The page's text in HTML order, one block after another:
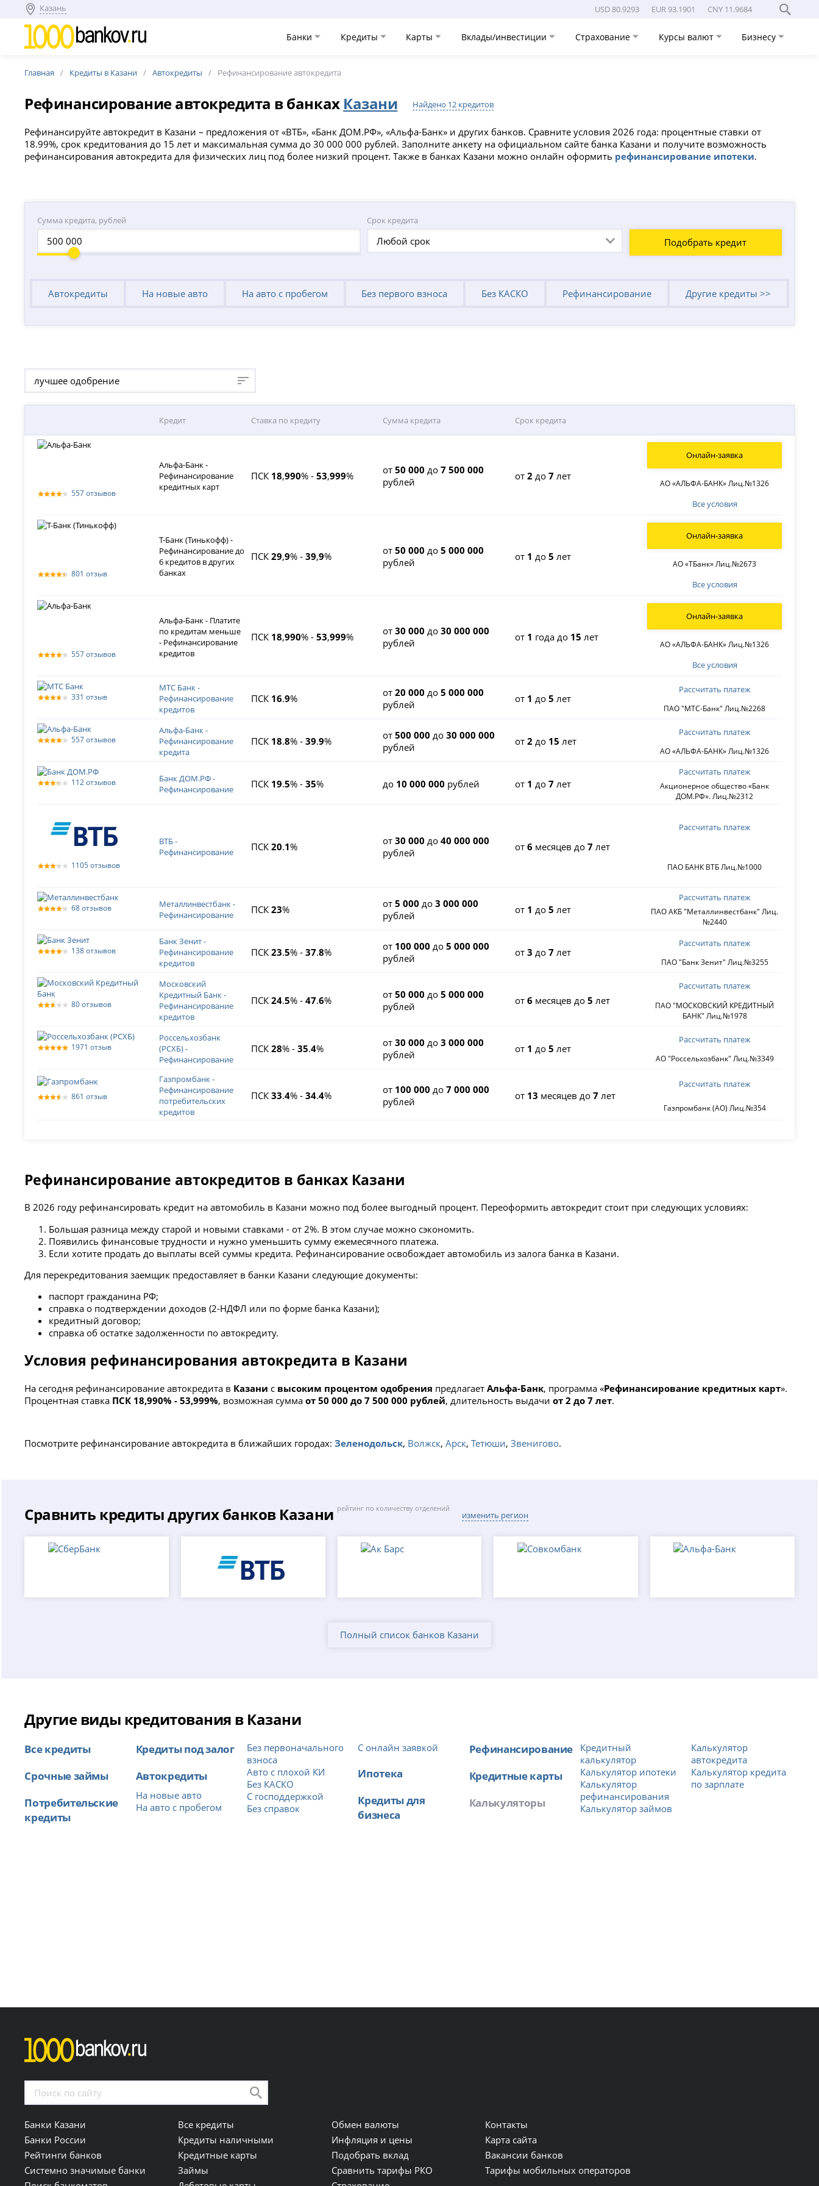
Казань USD 80.9293 EUR 93.1901 CNY 11.9684
Банки Кредиты Карты Вклады/инвестиции Страхование Курсы валют Бизнесу
Главная Кредиты в Казани Автокредиты Рефинансирование автокредита
Рефинансирование автокредита в банках Казани Найдено 12 кредитов
Рефинансируйте автокредит в Казани – предложения от «ВТБ», «Банк ДОМ.РФ», «Альфа-Банк» и других банков. Сравните условия 2026 года: процентные ставки от
18.99%, срок кредитования до 15 лет и максимальная сумма до 30 000 000 рублей. Заполните анкету на официальном сайте банка Казани и получите возможность
рефинансирования автокредита для физических лиц под более низкий процент. Также в банках Казани можно онлайн оформить рефинансирование ипотеки.
Сумма кредита, рублей Срок кредита
Любой срок Подобрать кредит
Автокредиты На новые авто На авто с пробегом Без первого взноса Без КАСКО Рефинансирование Другие кредиты >>
лучшее одобрение
Кредит Ставка по кредиту Сумма кредита Срок кредита
557 отзывов
Альфа-Банк -
Рефинансирование
кредитных карт
ПСК 18,990% - 53,999% от50 000 до7 500 000
рублей
от2 до7 лет
Все условия
АО «АЛЬФА-БАНК» Лиц.№1326
Онлайн-заявка
801 отзыв
Т-Банк (Тинькофф) -
Рефинансирование до
6 кредитов в других
банках
ПСК 29,9% - 39,9% от50 000 до5 000 000
рублей
от 1 до5 лет
Все условия
АО «ТБанк» Лиц.№2673
Онлайн-заявка
557 отзывов
Альфа-Банк - Платите
по кредитам меньше
- Рефинансирование
кредитов
ПСК 18,990% - 53,999% от30 000 до30 000 000
рублей
от 1 года до 15 лет
Все условия
АО «АЛЬФА-БАНК» Лиц.№1326
Онлайн-заявка
331 отзыв
МТС Банк -
Рефинансирование
кредитов
ПСК 16.9% от20 000 до5 000 000
рублей
от 1 до5 лет
ПАО "МТС-Банк" Лиц.№2268
Рассчитать платеж
557 отзывов
Альфа-Банк -
Рефинансирование
кредита
ПСК 18.8% - 39.9% от500 000 до30 000 000
рублей
от2 до 15 лет
АО «АЛЬФА-БАНК» Лиц.№1326
Рассчитать платеж
112 отзывов
Банк ДОМ.РФ -
Рефинансирование
ПСК 19.5% - 35% до 10 000 000 рублей от 1 до7 лет
Акционерное общество «Банк
ДОМ.РФ». Лиц.№2312
Рассчитать платеж
1105 отзывов
ВТБ -
Рефинансирование
ПСК 20.1% от30 000 до40 000 000
рублей
от6 месяцев до7 лет
ПАО БАНК ВТБ Лиц.№1000
Рассчитать платеж
68 отзывов
Металлинвестбанк -
Рефинансирование
ПСК 23% от5 000 до3 000 000
рублей
от 1 до5 лет
ПАО АКБ "Металлинвестбанк" Лиц.
№2440
Рассчитать платеж
138 отзывов
Банк Зенит -
Рефинансирование
кредитов
ПСК 23.5% - 37.8% от 100 000 до5 000 000
рублей
от3 до7 лет
ПАО "Банк Зенит" Лиц.№3255
Рассчитать платеж
80 отзывов
Московский
Кредитный Банк -
Рефинансирова­ние
кредитов
ПСК 24.5% - 47.6% от50 000 до5 000 000
рублей
от6 месяцев до5 лет
ПАО "МОСКОВСКИЙ КРЕДИТНЫЙ
БАНК" Лиц.№1978
Рассчитать платеж
1971 отзыв
Россельхозбанк
(РСХБ) -
Рефинансирование
ПСК 28% - 35.4% от30 000 до3 000 000
рублей
от 1 до5 лет
АО "Россельхозбанк" Лиц.№3349
Рассчитать платеж
861 отзыв
Газпромбанк -
Рефинансирование
потребительских
кредитов
ПСК 33.4% - 34.4% от 100 000 до7 000 000
рублей
от 13 месяцев до7 лет
Газпромбанк (АО) Лиц.№354
Рассчитать платеж
Рефинансирование автокредитов в банках Казани
В 2026 году рефинансировать кредит на автомобиль в Казани можно под более выгодный процент. Переоформить автокредит стоит при следующих условиях:
Большая разница между старой и новыми ставками - от 2%. В этом случае можно сэкономить.
Появились финансовые трудности и нужно уменьшить сумму ежемесячного платежа.
Если хотите продать до выплаты всей суммы кредита. Рефинансирование освобождает автомобиль из залога банка в Казани.
Для перекредитования заемщик предоставляет в банки Казани следующие документы:
паспорт гражданина РФ;
справка о подтверждении доходов (2-НДФЛ или по форме банка Казани);
кредитный договор;
справка об остатке задолженности по автокредиту.
Условия рефинансирования автокредита в Казани
На сегодня рефинансирование автокредита в Казани с высоким процентом одобрения предлагаетАльфа-Банк, программа «Рефинансирование кредитных карт».
Процентная ставка ПСК 18,990% - 53,999%, возможная суммаот 50 000 до 7 500 000 рублей, длительность выдачиот 2 до 7 лет.
Посмотрите рефинансирование автокредита в ближайших городах:Зеленодольск, Волжск,Арск,Тетюши,Звенигово.
Сравнить кредиты других банков Казани рейтинг по количеству отделений
изменить регион
Полный список банков Казани
Другие виды кредитования в Казани
Все кредиты
Срочные займы
Потребительские
кредиты
Кредиты под залог
Автокредиты
На новые авто
На авто с пробегом
Без первоначального
взноса
Авто с плохой КИ
Без КАСКО
С господдержкой
Без справок
С онлайн заявкой
Ипотека
Кредиты для
бизнеса
Рефинансирование
Кредитные карты
Калькуляторы
Кредитный
калькулятор
Калькулятор ипотеки
Калькулятор
рефинансирования
Калькулятор займов
Калькулятор
автокредита
Калькулятор кредита
по зарплате
Банки Казани
Банки России
Рейтинги банков
Системно значимые банки
Все кредиты
Кредиты наличными
Кредитные карты
Займы
Обмен валюты
Инфляция и цены
Подобрать вклад
Сравнить тарифы РКО
Контакты
Карта сайта
Вакансии банков
Тарифы мобильных операторов